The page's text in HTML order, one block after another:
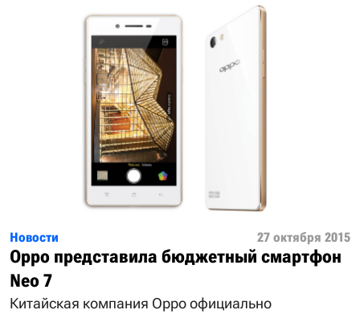
Новости 27 октября 2015
Oppo представила бюджетный смартфон
Neo 7
Китайская компания Oppo официально